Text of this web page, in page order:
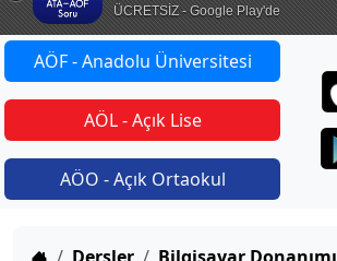
ÜCRETSİZ - Google Play'de
AÖF - Anadolu Üniversitesi
AÖL - Açık Lise
AÖO - Açık Ortaokul
Anasayfa